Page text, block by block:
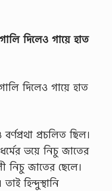
গালি দিলেও গায়ে হাত
গালি দিলেও গায়ে হাত
প্রচলিত ছিল।
ভয়ে নিচু জাতের
নিচু জাতের ছেলে।
হিন্দুস্থানি